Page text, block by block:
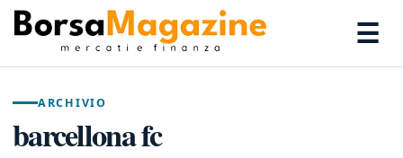
☰
ARCHIVIO
barcellona fc